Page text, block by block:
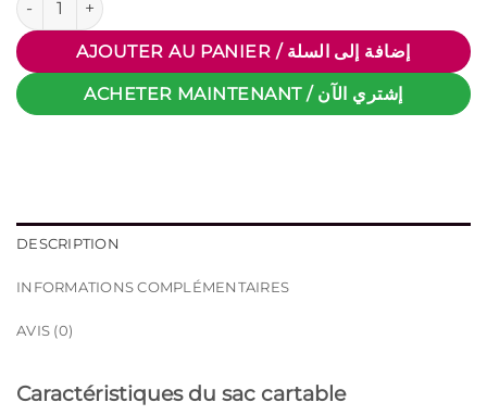
AJOUTER AU PANIER / إضافة إلى السلة
ACHETER MAINTENANT / إشتري الآن
DESCRIPTION
INFORMATIONS COMPLÉMENTAIRES
AVIS (0)
Caractéristiques du sac cartable